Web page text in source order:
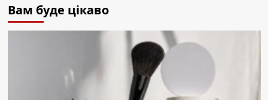
Вам буде цікаво